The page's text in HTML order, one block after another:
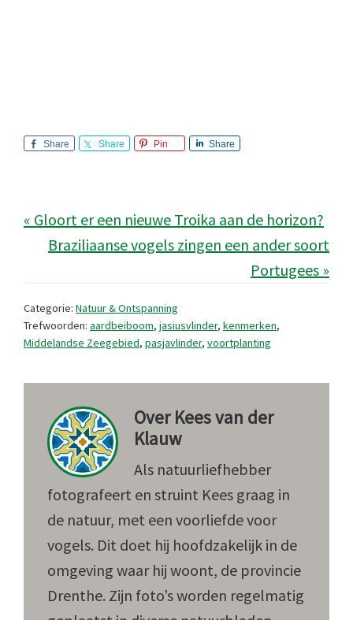
Share Share Pin Share
« Gloort er een nieuwe Troika aan de horizon?
Braziliaanse vogels zingen een ander soort
Portugees »
Categorie: Natuur & Ontspanning
Trefwoorden: aardbeiboom, jasiusvlinder, kenmerken,
Middelandse Zeegebied, pasjavlinder, voortplanting
OverKees van der
Klauw
Als natuurliefhebber
fotografeert en struint Kees graag in
de natuur, met een voorliefde voor
vogels. Dit doet hij hoofdzakelijk in de
omgeving waar hij woont, de provincie
Drenthe. Zijn foto’s worden regelmatig